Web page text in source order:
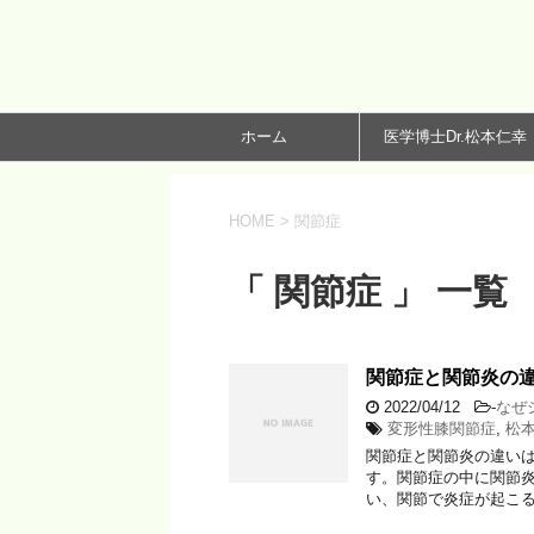
ホーム 医学博士Dr.松本仁幸
HOME > 関節症
「 関節症 」 一覧
関節症と関節炎の
2022/04/12 -なぜ
変形性膝関節症, 松
関節症と関節炎の違い
す。関節症の中に関節
い、関節で炎症が起こ